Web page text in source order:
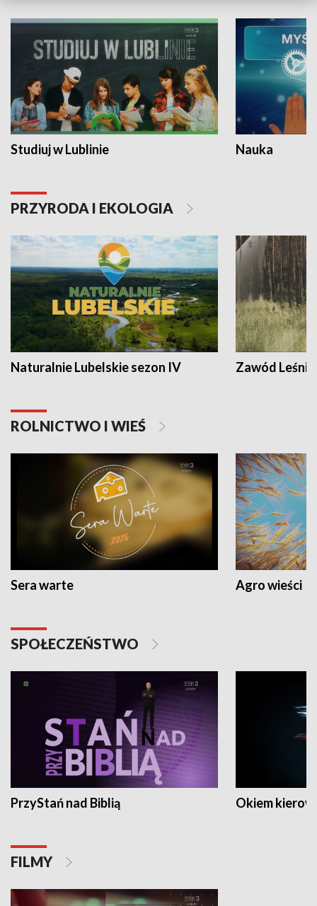
Studiuj w Lublinie Nauka
PRZYRODA I EKOLOGIA
Naturalnie Lubelskie sezon IV Zawód Leśnik
ROLNICTWO I WIEŚ
Sera warte Agro wieści
SPOŁECZEŃSTWO
PrzyStań nad Biblią Okiem
FILMY